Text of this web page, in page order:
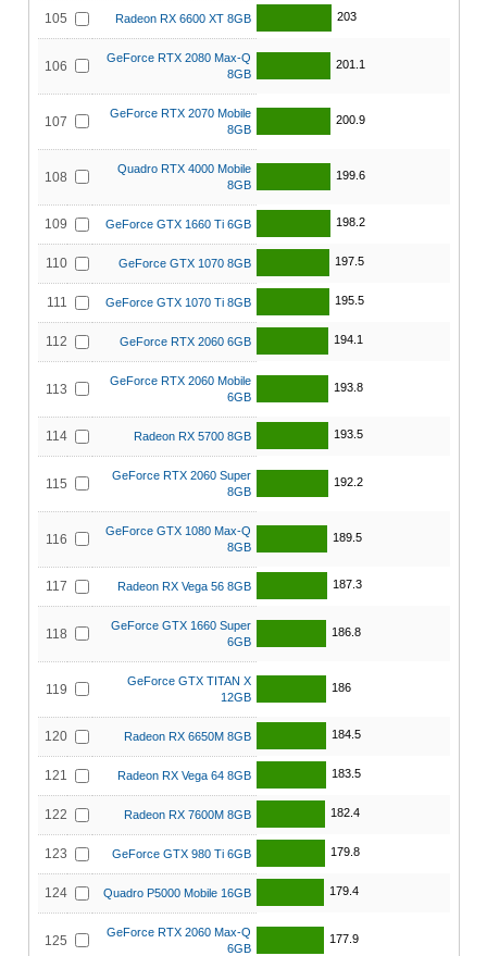
105 Radeon RX 6600 XT 8GB 203
106
GeForce RTX 2080 Max-Q
8GB
201.1
107
GeForce RTX 2070 Mobile
8GB
200.9
108
Quadro RTX 4000 Mobile
8GB
199.6
109 GeForce GTX 1660 Ti 6GB 198.2
110 GeForce GTX 1070 8GB 197.5
111 GeForce GTX 1070 Ti 8GB 195.5
112 GeForce RTX 2060 6GB 194.1
113
GeForce RTX 2060 Mobile
6GB
193.8
114 Radeon RX 5700 8GB 193.5
115
GeForce RTX 2060 Super
8GB
192.2
116
GeForce GTX 1080 Max-Q
8GB
189.5
117 Radeon RX Vega 56 8GB 187.3
118
GeForce GTX 1660 Super
6GB
186.8
119
GeForce GTX TITAN X
12GB
186
120 Radeon RX 6650M 8GB 184.5
121 Radeon RX Vega 64 8GB 183.5
122 Radeon RX 7600M 8GB 182.4
123 GeForce GTX 980 Ti 6GB 179.8
124 Quadro P5000 Mobile 16GB 179.4
125
GeForce RTX 2060 Max-Q
6GB
177.9